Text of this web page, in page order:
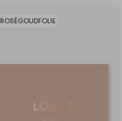
ROSÉGOUDFOLIE